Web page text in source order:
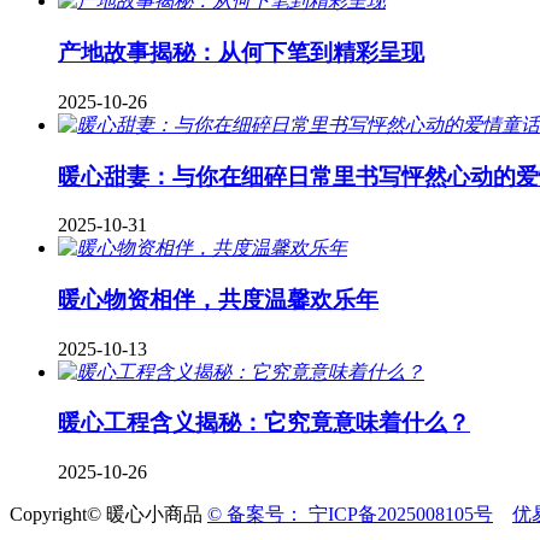
产地故事揭秘：从何下笔到精彩呈现
2025-10-26
暖心甜妻：与你在细碎日常里书写怦然心动的
2025-10-31
暖心物资相伴，共度温馨欢乐年
2025-10-13
暖心工程含义揭秘：它究竟意味着什么？
2025-10-26
Copyright© 暖心小商品 © 备案号： 宁ICP备2025008105号 优